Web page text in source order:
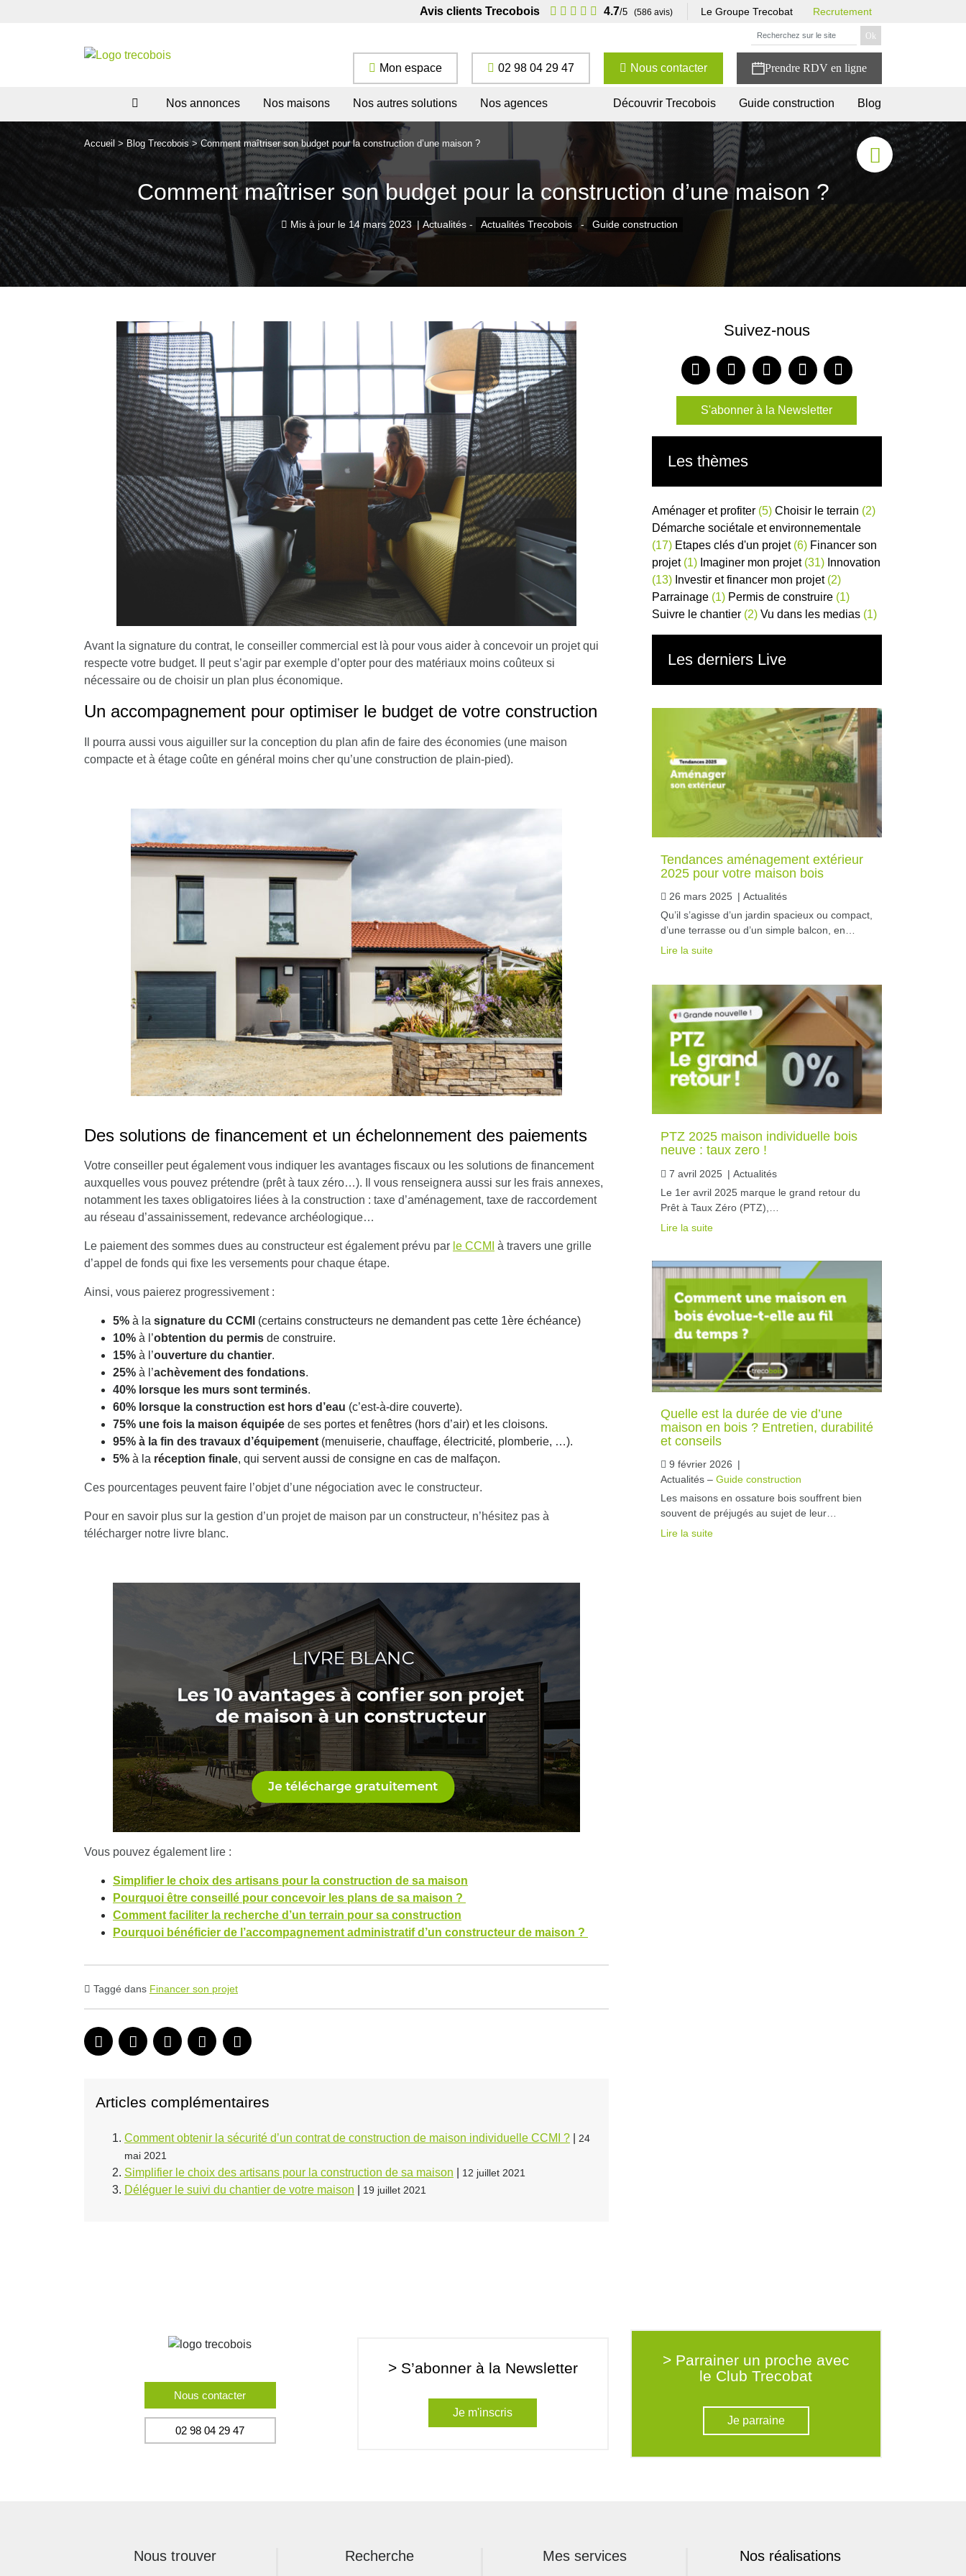
Avis clients Trecobois 4.7/5 (586 avis) Le Groupe Trecobat Recrutement
Mon espace 02 98 04 29 47 Nous contacter
Nos annonces Nos maisons Nos autres solutions Nos agences Découvrir Trecobois Guide construction Blog
Accueil > Blog Trecobois>Comment maîtriser son budget pour la construction d’une maison ?
Comment maîtriser son budget pour la construction d’une maison ?
Mis à jour le 14 mars 2023 |Actualités - Actualités Trecobois - Guide construction
Avant la signature du contrat, le conseiller commercial est là pour vous aider à concevoir un projet qui
respecte votre budget. Il peut s’agir par exemple d’opter pour des matériaux moins coûteux si
nécessaire ou de choisir un plan plus économique.
Un accompagnement pour optimiser le budget de votre construction
Il pourra aussi vous aiguiller sur la conception du plan afin de faire des économies (une maison
compacte et à étage coûte en général moins cher qu’une construction de plain-pied).
Des solutions de financement et un échelonnement des paiements
Votre conseiller peut également vous indiquer les avantages fiscaux ou les solutions de financement
auxquelles vous pouvez prétendre (prêt à taux zéro…). Il vous renseignera aussi sur les frais annexes,
notamment les taxes obligatoires liées à la construction : taxe d’aménagement, taxe de raccordement
au réseau d’assainissement, redevance archéologique…
Le paiement des sommes dues au constructeur est également prévu par le CCMI à travers une grille
d’appel de fonds qui fixe les versements pour chaque étape.
Ainsi, vous paierez progressivement :
5% à la signature du CCMI (certains constructeurs ne demandent pas cette 1ère échéance)
10% à l’obtention du permis de construire.
15% à l’ouverture du chantier.
25% à l’achèvement des fondations.
40% lorsque les murs sont terminés.
60% lorsque la construction est hors d’eau (c’est-à-dire couverte).
75% une fois la maison équipée de ses portes et fenêtres (hors d’air) et les cloisons.
95% à la fin des travaux d’équipement (menuiserie, chauffage, électricité, plomberie, …).
5% à la réception finale, qui servent aussi de consigne en cas de malfaçon.
Ces pourcentages peuvent faire l’objet d’une négociation avec le constructeur.
Pour en savoir plus sur la gestion d’un projet de maison par un constructeur, n’hésitez pas à
télécharger notre livre blanc.
Vous pouvez également lire :
Simplifier le choix des artisans pour la construction de sa maison
Pourquoi être conseillé pour concevoir les plans de sa maison ?
Comment faciliter la recherche d’un terrain pour sa construction
Pourquoi bénéficier de l’accompagnement administratif d’un constructeur de maison ?
Taggé dans Financer son projet
Articles complémentaires
Comment obtenir la sécurité d’un contrat de construction de maison individuelle CCMI ?
24
mai 2021
Simplifier le choix des artisans pour la construction de sa maison 12 juillet 2021
Déléguer le suivi du chantier de votre maison 19 juillet 2021
Suivez-nous
S'abonner à la Newsletter
Les thèmes
Aménager et profiter (5) Choisir le terrain (2)
Démarche sociétale et environnementale
(17) Etapes clés d'un projet(6) Financer son
projet(1) Imaginer mon projet(31) Innovation
(13) Investir et financer mon projet(2)
Parrainage (1) Permis de construire (1)
Suivre le chantier (2) Vu dans les medias (1)
Les derniers Live
Tendances aménagement extérieur
2025 pour votre maison bois
26 mars 2025 | Actualités
Qu’il s’agisse d’un jardin spacieux ou compact,
d’une terrasse ou d’un simple balcon, en…
Lire la suite
PTZ 2025 maison individuelle bois
neuve : taux zero !
7 avril 2025 | Actualités
Le 1er avril 2025 marque le grand retour du
Prêt à Taux Zéro (PTZ),…
Lire la suite
Quelle est la durée de vie d’une
maison en bois ? Entretien, durabilité
et conseils
9 février 2026 |
Actualités – Guide construction
Les maisons en ossature bois souffrent bien
souvent de préjugés au sujet de leur…
Lire la suite
Nous contacter
02 98 04 29 47
> S’abonner à la Newsletter
Je m'inscris
> Parrainer un proche avec
le Club Trecobat
Je parraine
Nous trouver Recherche Mes services Nos réalisations